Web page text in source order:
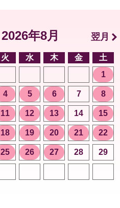
2026年8月
火 水 木 金
土
1
4 5 6 7 8
11 12 13 14 15
18 19 20 21 22
25 26 27 28 29
翌月